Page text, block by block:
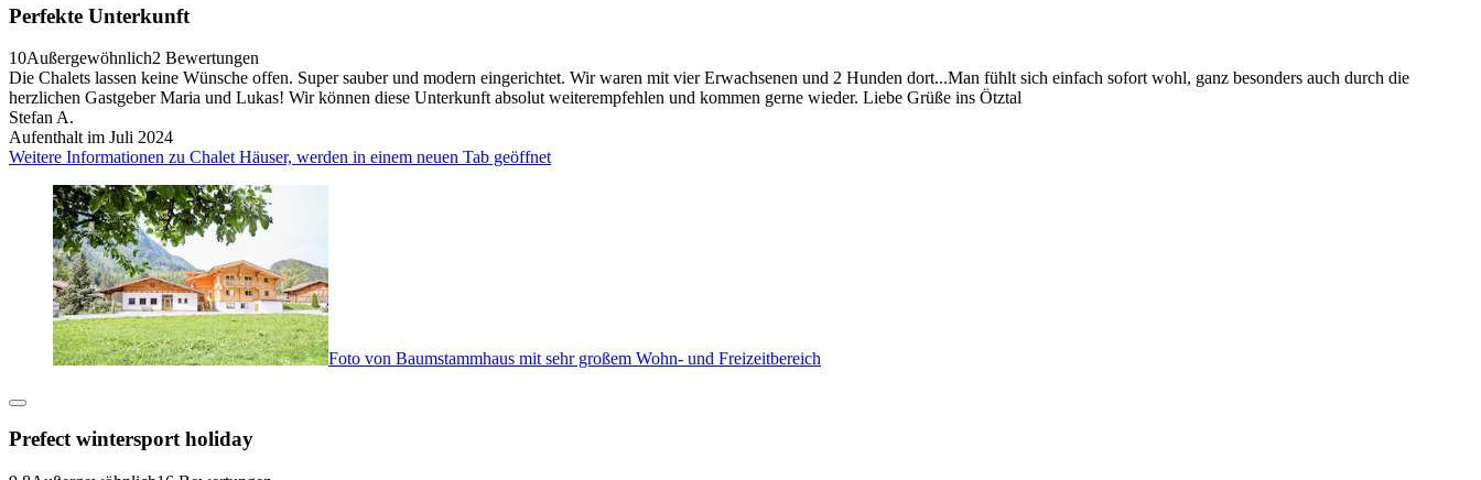
Perfekte Unterkunft
10Außergewöhnlich2 Bewertungen
Die Chalets lassen keine Wünsche offen. Super sauber und modern eingerichtet. Wir waren mit vier Erwachsenen und 2 Hunden dort...Man fühlt sich einfach sofort wohl, ganz besonders auch durch die
herzlichen Gastgeber Maria und Lukas! Wir können diese Unterkunft absolut weiterempfehlen und kommen gerne wieder. Liebe Grüße ins Ötztal
Stefan A.
Aufenthalt im Juli 2024
Weitere Informationen zu Chalet Häuser, werden in einem neuen Tab geöffnet
Foto von Baumstammhaus mit sehr großem Wohn- und Freizeitbereich
Prefect wintersport holiday